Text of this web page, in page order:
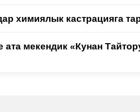
химиялык кастрацияга
ата мекендик «Кунан